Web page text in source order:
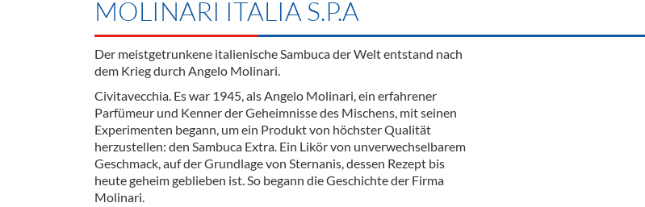
Unser Team
Kontakt
Innovation - Die Neue Art des
Bierzapfens "DroughtMaster"
Neuigkeiten
Termine
Spirituosen
Fassbier + Zubehör
Alkoholfreie Getränke
Öle & Küchenartikel
Kaffee
MOLINARI ITALIA S.P.A
Der meistgetrunkene italienische Sambuca der Welt entstand nach
dem Krieg durch Angelo Molinari.
Civitavecchia. Es war 1945, als Angelo Molinari, ein erfahrener
Parfümeur und Kenner der Geheimnisse des Mischens, mit seinen
Experimenten begann, um ein Produkt von höchster Qualität
herzustellen: den Sambuca Extra. Ein Likör von unverwechselbarem
Geschmack, auf der Grundlage von Sternanis, dessen Rezept bis
heute geheim geblieben ist. So begann die Geschichte der Firma
Molinari.